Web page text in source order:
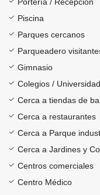
Piscina
Parques cercanos
Parqueadero
Gimnasio
Colegios /
Cerca a tiendas de
Cerca a restaurantes
Cerca a Parque
Cerca a Jardines y
Centros comerciales
Centro Médico